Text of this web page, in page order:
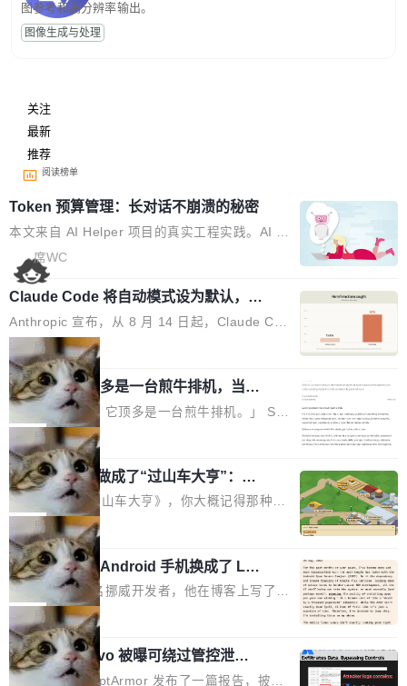
图参考和高分辨率输出。
图像生成与处理
关注
最新
推荐
阅读榜单
Token 预算管理：长对话不崩溃的秘密
本文来自 AI Helper 项目的真实工程实践。AI H
elper 是一个开源的 Chrome 智能助手扩展，采
用 ReAct 推理循环架构，内置 44 个工具，支持
多轮工具调用和复杂任务拆解。 问题：多轮推理
的 Token 雪崩 ReAct 架构的核心是"推理-行动-
观察"循环。每一轮循环，AI 调用工具、拿到结
果、把结果追加到消息历史中。一个复杂任务可
能跑十几轮甚至几十轮，每轮的工具结果（页面
HTML、搜索结果、文件内容）动辄几千 token
s。 问题来了：随着轮次增加，消息历史不断膨
胀，总 Token 量逼近模型的上下文窗口上限。
一旦超限，要么 API 直接报错，要么模型开
始"遗忘"...
席WC
Claude Code 将自动模式设为默认，称
人类审批只抓到 13.6% 危险命令
Anthropic 宣布，从 8 月 14 日起，Claude Cod
e 在 Pro、Max、Team 计划上将默认启用自动
模式（auto mode）。这个决定背后，是两组让
人不安的数据。 第一组：人类审批到底有多不靠
谱？Anthropic 在 1053 名付费用户中做了一项
对照实验，人为审核只抓到了 13.6% 的危险命
令，而自动模式抓到了 89%。自动模式拦截了 8
00 条人类审批通过的指令，人类只拦截了 6 条
自动模式放过的指令。更令人担忧的是，随着会
话变长，人类的检测率从早期的约 17% 下降到
50 轮后的约 5%——人会疲劳，机器不会。 第
二组：出了事有多严重？在 5-6 月标记的...
局
AI 辅助编程顶多是一台煎牛排机，当不
了厨师
「AI 不是厨师。它顶多是一台煎牛排机。」 Ser
hii Sydorets 写了一篇博客，把 AI 辅助编程比作
煎牛排——任何人都能把肉扔进锅里弄熟，但要
稳定产出真正好的结果，需要真正的理解。机器
能按食谱重复操作、规模化产出，但它不知道你
脑子里到底想要什么，除非你把想法翻译成明确
的需求。 文章的核心论点很简单：AI 让你更
快，但快不等于好。 它能自动化重复劳动、生成
代码起点、解释逻辑，但它经常自信地给出错误
结果——「一块焦炭，上面放了一枝百里香，然
后告诉你这是三分熟。」 判断力仍然是不可替代
的。AI「不能替你定义什么是好，不能决定哪些
取舍可以接受」，也看不出来什么时候结果在技
局
他把芯片制造做成了“过山车大亨”：一
个浏览器里的半导体工厂
如果你玩过《过山车大亨》，你大概记得那种俯
瞰视角——小人在公园里走来走去，游乐设施运
转着，一切都在你的注视下运行。现在想象同样
的视角，但公园里不是过山车，而是一座完整的
芯片制造工厂。 这就是 Chip Tycoon。 一个黄
色的小车载着一片硅晶圆，穿过 20 栋建筑，从
石英砂一路走到封装好的芯片。晶圆在每一站都
会发生肉眼可见的变化——长晶体、抛光、涂光
刻胶、蚀刻、离子注入、铜互联。公园中央是一
局
一名开发者将 Android 手机换成了 Lin
ux，称“AOSP 已死”
Runarcn 是一名挪威开发者，他在博客上写了一
篇文章，标题很直白：《I'm switching my phon
e from Android to Linux》。 他的核心论点很简
单：AOSP（Android Open Source Project）
已经死了。不是技术上死了，而是作为一个真正
局
Atlassian Rovo 被曝可绕过管控泄露 J
ira 和 Confluence 数据，厂商两个月没
安全公司 PromptArmor 发布了一篇报告，披露